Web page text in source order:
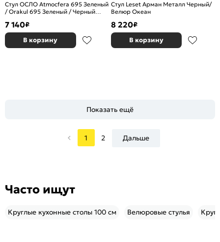
Стул ОСЛО Atmocfera 695 Зеленый
/ Orakul 695 Зеленый / Черный
7 140₽
В корзину
Стул Leset Арман Металл Черный/
Велюр Океан
8 220₽
В корзину
Показать ещё
1 2 Дальше
Часто ищут
Круглые кухонные столы 100 см Велюровые стулья